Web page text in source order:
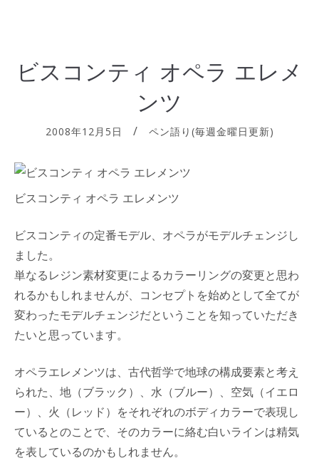
ビスコンティ オペラ エレメ
ンツ
2008年12月5日 ペン語り(毎週金曜日更新)
ビスコンティ オペラ エレメンツ
ビスコンティの定番モデル、オペラがモデルチェンジし
ました。
単なるレジン素材変更によるカラーリングの変更と思わ
れるかもしれませんが、コンセプトを始めとして全てが
変わったモデルチェンジだということを知っていただき
たいと思っています。
オペラエレメンツは、古代哲学で地球の構成要素と考え
られた、地（ブラック）、水（ブルー）、空気（イエロ
ー）、火（レッド）をそれぞれのボディカラーで表現し
ているとのことで、そのカラーに絡む白いラインは精気
を表しているのかもしれません。